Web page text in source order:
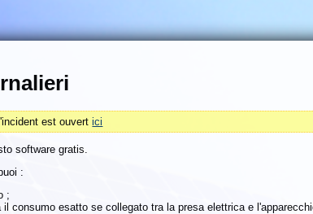
est ouvertici
software gratis.
:
;
consumo esatto se collegato tra la presa elettrica e